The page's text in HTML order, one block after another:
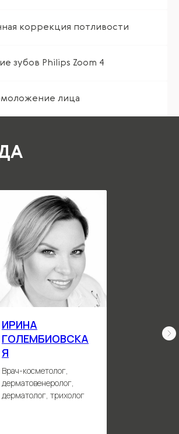
коррекция потливости
зубов Philips Zoom 4
лица
ИРИНА
ГОЛЕМБИОВСКА
Я
Врач-косметолог,
дерматовенеролог,
дерматолог, трихолог